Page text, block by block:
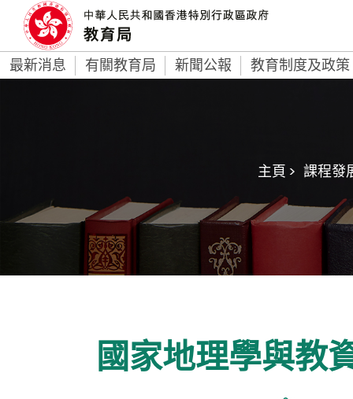
最新消息 有關教育局 新聞公報 教育制度及政策
主頁 > 課程發
國家地理學與教